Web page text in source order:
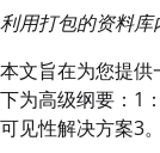
利用打包的资料
本文旨在为您提
下为高级纲要：1
可见性解决方案3